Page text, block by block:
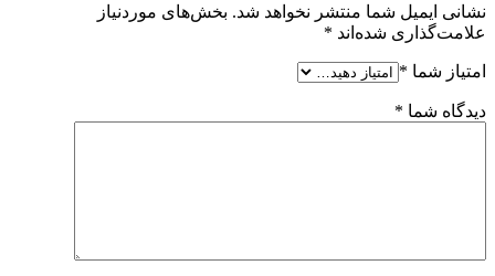
نشانی ایمیل شما منتشر نخواهد شد. بخش‌های موردنیاز
علامت‌گذاری شده‌اند *
امتیاز شما *
دیدگاه شما *